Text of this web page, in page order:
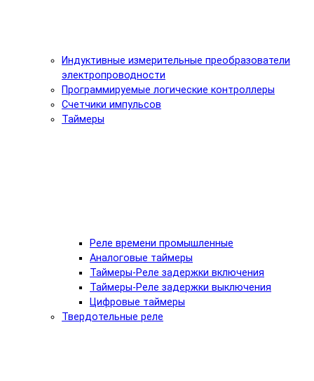
Индуктивные измерительные преобразователи
электропроводности
Программируемые логические контроллеры
Счетчики импульсов
Таймеры
Реле времени промышленные
Аналоговые таймеры
Таймеры-Реле задержки включения
Таймеры-Реле задержки выключения
Цифровые таймеры
Твердотельные реле